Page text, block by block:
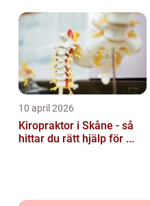
10 april 2026
Kiropraktor i Skåne - så
hittar du rätt hjälp för ...